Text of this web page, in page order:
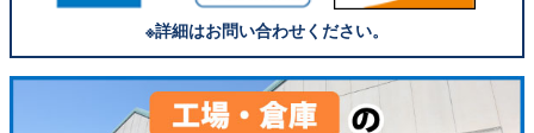
※詳細はお問い合わせください。